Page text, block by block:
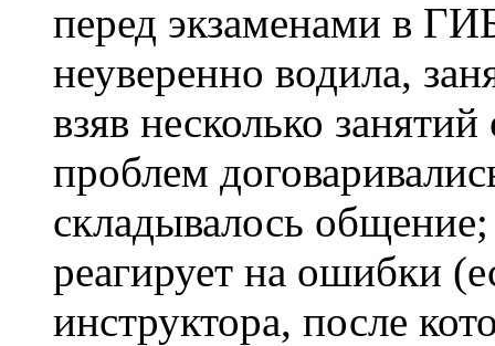
перед экзаменами в
неуверенно водила,
взяв несколько
проблем
складывалось
реагирует на ошибки
инструктора, после